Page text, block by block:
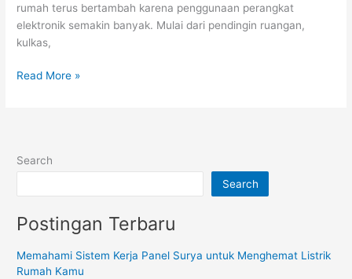
rumah terus bertambah karena penggunaan perangkat
elektronik semakin banyak. Mulai dari pendingin ruangan,
kulkas,
Read More »
Search
Search
Postingan Terbaru
Memahami Sistem Kerja Panel Surya untuk Menghemat Listrik
Rumah Kamu